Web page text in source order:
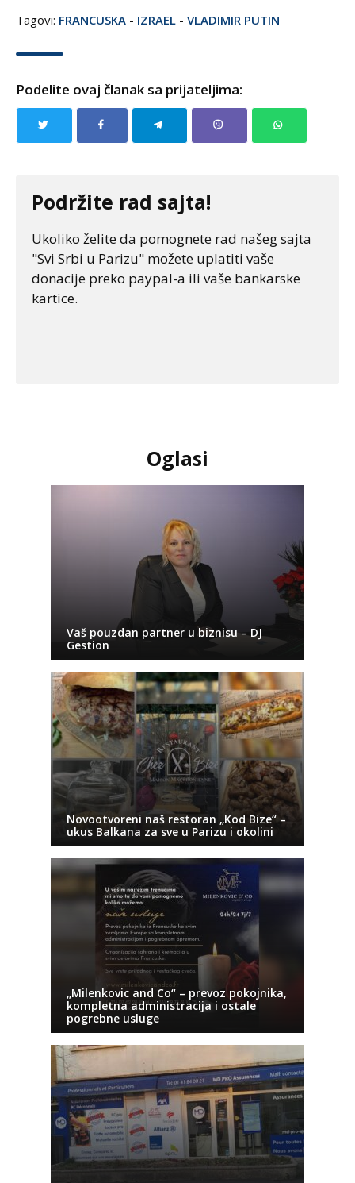
Tagovi: FRANCUSKA - IZRAEL - VLADIMIR PUTIN
Podelite ovaj članak sa prijateljima:
Podržite rad sajta!
Ukoliko želite da pomognete rad našeg sajta
"Svi Srbi u Parizu" možete uplatiti vaše
donacije preko paypal-a ili vaše bankarske
kartice.
Oglasi
Vaš pouzdan partner u biznisu – DJ
Gestion
Novootvoreni naš restoran „Kod Bize“ –
ukus Balkana za sve u Parizu i okolini
„Milenkovic and Co“ – prevoz pokojnika,
kompletna administracija i ostale
pogrebne usluge